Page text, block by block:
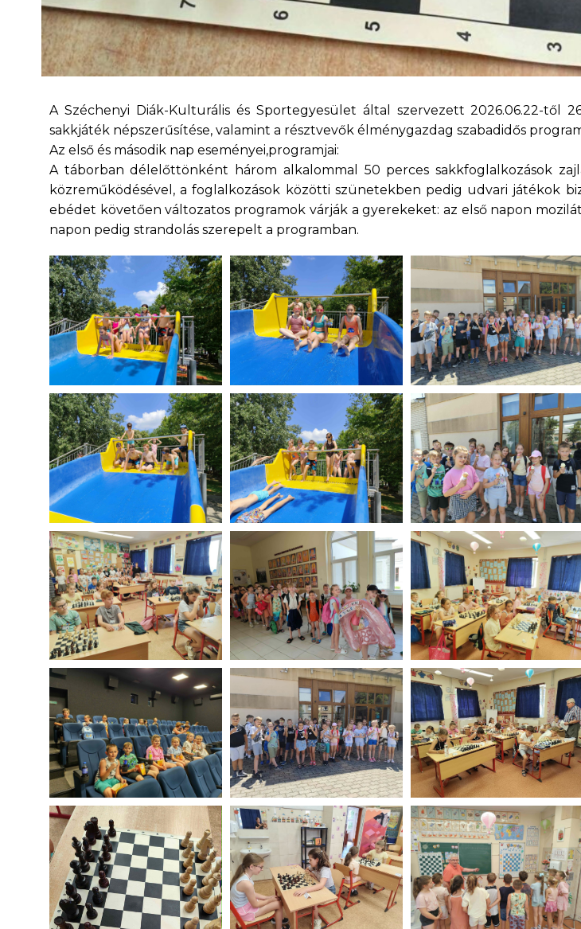
A Széchenyi Diák-Kulturális és Sportegyesület által szervezett 2026.06.22-től
sakkjáték népszerűsítése, valamint a résztvevők élménygazdag szabadidős
Az első és második nap eseményei,programjai:
A táborban délelőttönként három alkalommal 50 perces sakkfoglalkozások
közreműködésével, a foglalkozások közötti szünetekben pedig udvari játékok
ebédet követően változatos programok várják a gyerekeket: az első napon
napon pedig strandolás szerepelt a programban.